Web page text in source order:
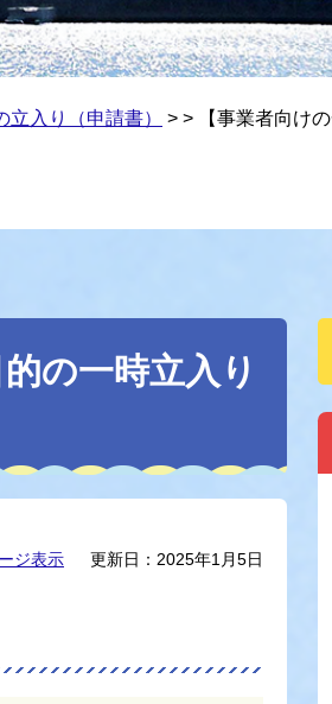
立入り（申請書） > >
【事業者向け
の一時立入り
ジ表示 更新日：2025年1月5日